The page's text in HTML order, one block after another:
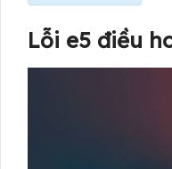
Lỗi e5 điều